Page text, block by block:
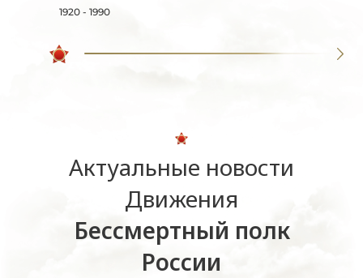
1920 - 1990
Актуальные новости
Движения
Бессмертный полк
России